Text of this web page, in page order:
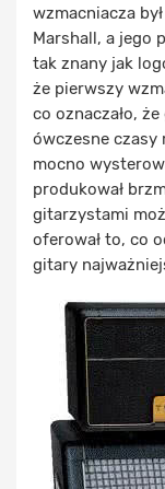
wzmacniacza
Marshall, a jego
tak znany jak
że pierwszy
co oznaczało,
ówczesne czasy
mocno
produkował
gitarzystami
oferował to, co
gitary